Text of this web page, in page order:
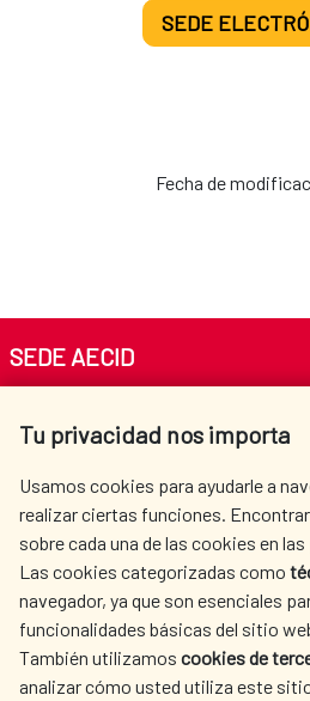
SEDE
Fecha de
Tu privacidad nos importa
Usamos cookies para ayudarle a
realizar ciertas funciones.
sobre cada una de las cookies en
Las cookies categorizadas como
navegador, ya que son esenciales
funcionalidades básicas del sitio
También utilizamos cookies de
analizar cómo usted utiliza este
SEDE AECID
Tel. +34 900 20 30 54​​​​​​​
AECID
L'ACTION HUMANITAIRE
ESPAGNOLE
CULTURE ET SCIENCE